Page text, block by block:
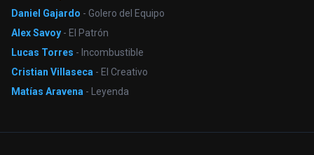
Daniel Gajardo - Golero del Equipo
Alex Savoy - El Patrón
Lucas Torres - Incombustible
Cristian Villaseca - El Creativo
Matías Aravena - Leyenda